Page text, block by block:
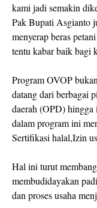
kami jadi semakin
Pak Bupati Asgianto
menyerap beras
tentu kabar baik bagi
Program OVOP
datang dari berbagai
daerah (OPD)
dalam program ini
Sertifikasi halal,Izin
Hal ini turut
membudidayakan
dan proses usaha